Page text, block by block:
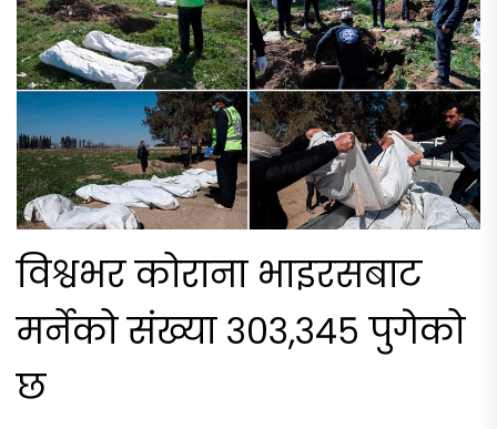
विश्वभर कोराना भाइरसबाट
मर्नेको संख्या ३०३,३४५ पुगेको
छ